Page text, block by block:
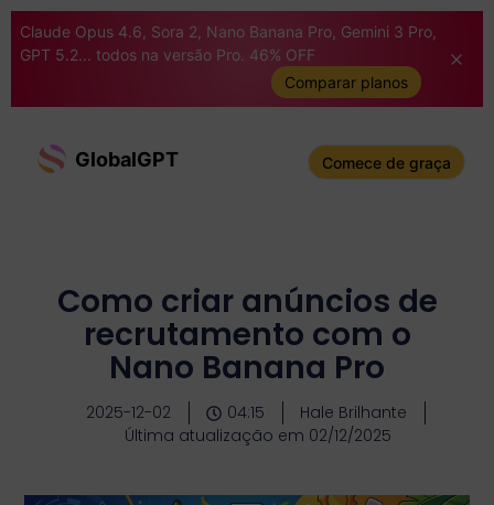
Claude Opus 4.6, Sora 2, Nano Banana Pro, Gemini 3 Pro,
GPT 5.2... todos na versão Pro. 46% OFF
Comparar planos
GlobalGPT Comece de graça
Como criar anúncios de
recrutamento com o
Nano Banana Pro
2025-12-02 04:15
Hale Brilhante
Última atualização em 02/12/2025